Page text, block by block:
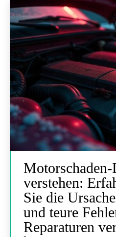
Motorschaden-
verstehen:
Sie die
und teure
Reparaturen